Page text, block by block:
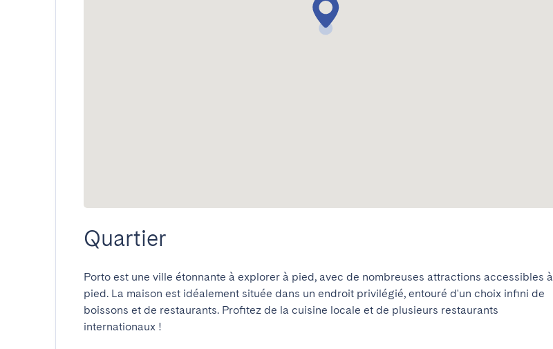
Quartier
Porto est une ville étonnante à explorer à pied, avec de nombreuses attractions accessibles à
pied. La maison est idéalement située dans un endroit privilégié, entouré d'un choix infini de
boissons et de restaurants. Profitez de la cuisine locale et de plusieurs restaurants
internationaux !